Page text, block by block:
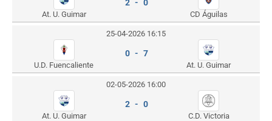
At. U. Guimar
2 - 0
CD Águilas
25-04-2026 16:15
U.D. Fuencaliente
0 - 7
At. U. Guimar
02-05-2026 16:00
At. U. Guimar
2 - 0
C.D. Victoria